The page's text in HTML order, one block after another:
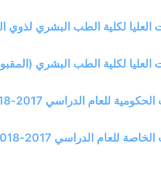
لكلية الطب البشري لذوي
لكلية الطب البشري
للعام الدراسي 2017-2018
للعام الدراسي 2017-2018